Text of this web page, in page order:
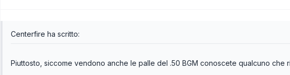
Centerfire ha scritto:
Piuttosto, siccome vendono anche le palle del .50 BGM conoscete qualcuno che